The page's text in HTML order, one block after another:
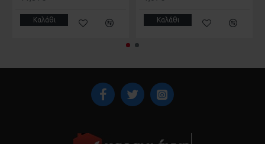
Καλάθι Καλάθι